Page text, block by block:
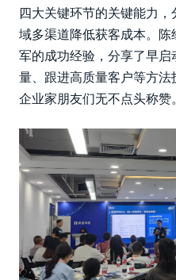
四大关键环节的关键能力
域多渠道降低获客成本。
军的成功经验，分享了早
量、跟进高质量客户等方
企业家朋友们无不点头称赞。